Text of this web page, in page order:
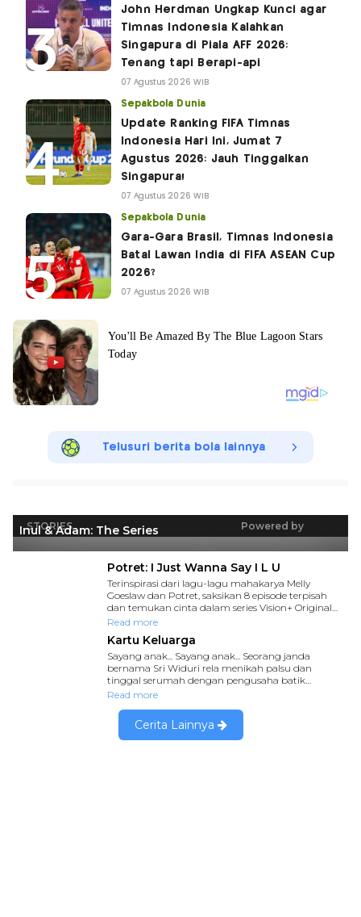
John Herdman Ungkap Kunci agar
Timnas Indonesia Kalahkan
Singapura di Piala AFF 2026:
Tenang tapi Berapi-api
07 Agustus 2026 WIB
Sepakbola Dunia
Update Ranking FIFA Timnas
Indonesia Hari Ini, Jumat 7
Agustus 2026: Jauh Tinggalkan
Singapura!
07 Agustus 2026 WIB
Sepakbola Dunia
Gara-Gara Brasil, Timnas Indonesia
Batal Lawan India di FIFA ASEAN Cup
2026?
07 Agustus 2026 WIB
Telusuri berita bola lainnya